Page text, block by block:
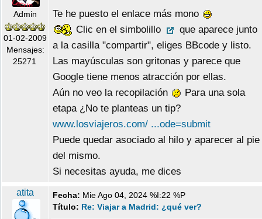
Admin
01-02-2009
Mensajes:
25271
Te he puesto el enlace más mono
Clic en el simbolillo
que aparece junto
a la casilla "compartir", eliges BBcode y listo.
Las mayúsculas son gritonas y parece que
Google tiene menos atracción por ellas.
Aún no veo la recopilación
Para una sola
etapa ¿No te planteas un tip?
www.losviajeros.com/ ...ode=submit
Puede quedar asociado al hilo y aparecer al pie
del mismo.
Si necesitas ayuda, me dices
atita Fecha: Mie Ago 04, 2024 %I:22 %P
Título: Re: Viajar a Madrid: ¿qué ver?